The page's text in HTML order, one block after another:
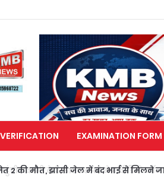
EXAMINATION FORM
की मौत, झांसी जेल में बंद भाई से मिलने जा